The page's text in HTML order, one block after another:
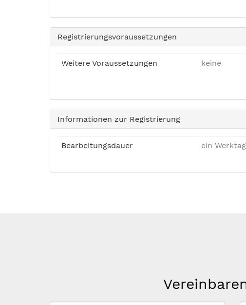
Registrierungsvoraussetzungen
Weitere Voraussetzungen keine
Informationen zur Registrierung
Bearbeitungsdauer ein Werktag